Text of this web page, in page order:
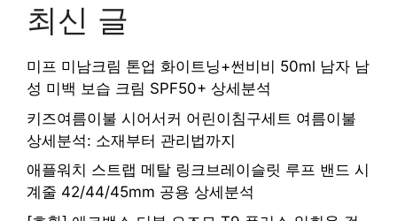
최신 글
미프 미남크림 톤업 화이트닝+썬비비 50ml 남자 남
성 미백 보습 크림 SPF50+ 상세분석
키즈여름이불 시어서커 어린이침구세트 여름이불
상세분석: 소재부터 관리법까지
애플워치 스트랩 메탈 링크브레이슬릿 루프 밴드 시
계줄 42/44/45mm 공용 상세분석